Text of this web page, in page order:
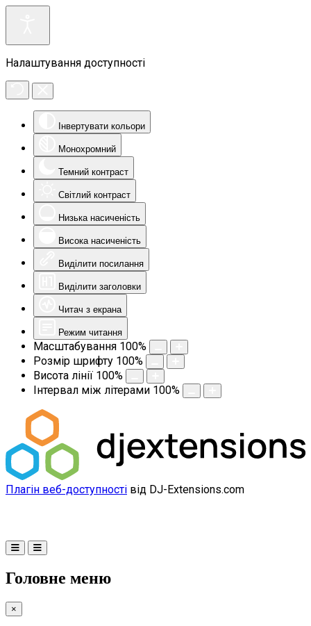
Налаштування доступності
Інвертувати кольори
Монохромний
Темний контраст
Світлий контраст
Низька насиченість
Висока насиченість
Виділити посилання
Виділити заголовки
Читач з екрана
Режим читання
Масштабування 100%
Розмір шрифту 100%
Висота лінії 100%
Інтервал між літерами 100%
Плагін веб-доступності від DJ-Extensions.com
Головне меню
×